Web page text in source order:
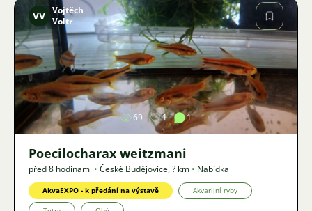
Obrázek
VV Vojtěch
Voltr
69 1 1
Poecilocharax weitzmani
před 8 hodinami • České Budějovice,? km • Nabídka
AkvaEXPO - k předání na výstavě Akvarijní ryby